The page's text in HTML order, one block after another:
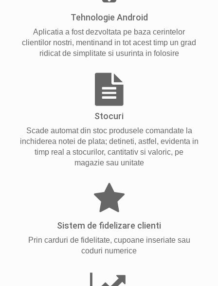
Tehnologie Android
Aplicatia a fost dezvoltata pe baza cerintelor
clientilor nostri, mentinand in tot acest timp un grad
ridicat de simplitate si usurinta in folosire
Stocuri
Scade automat din stoc produsele comandate la
inchiderea notei de plata; detineti, astfel, evidenta in
timp real a stocurilor, cantitativ si valoric, pe
magazie sau unitate
Sistem de fidelizare clienti
Prin carduri de fidelitate, cupoane inseriate sau
coduri numerice